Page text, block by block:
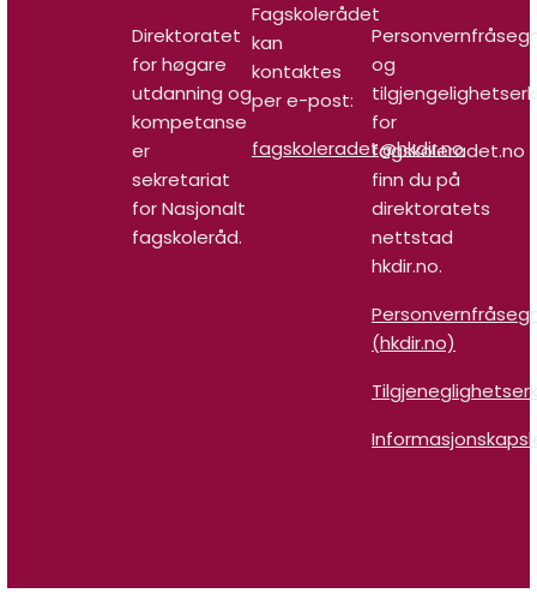
Direktoratet
for høgare
utdanning og
kompetanse
er
sekretariat
for Nasjonalt
fagskoleråd.
Fagskolerådet
kan
kontaktes
per e-post:
fagskoleradet@hkdir.no
og
for
fagskoleradet.no
finn du på
direktoratets
nettstad
hkdir.no.
(hkdir.no)